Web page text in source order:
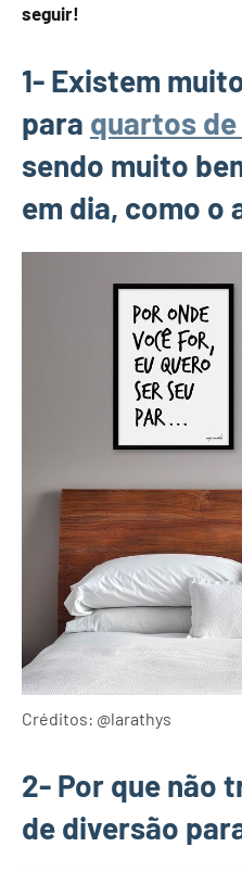
seguir!
1- Existem
para quartos
sendo muito
em dia, como o
Créditos: @larathys
2- Por que não
de diversão